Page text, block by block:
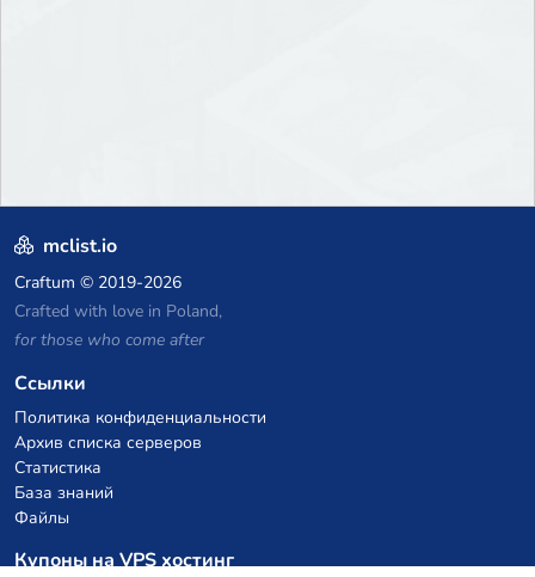
mclist.io
Craftum © 2019-2026
Crafted with love in Poland,
for those who come after
Ссылки
Политика конфиденциальности
Архив списка серверов
Статистика
База знаний
Файлы
Купоны на VPS хостинг